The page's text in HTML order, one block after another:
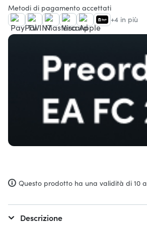
Metodi di pagamento accettati
+4 in più
Questo prodotto ha una validità di 10
Descrizione